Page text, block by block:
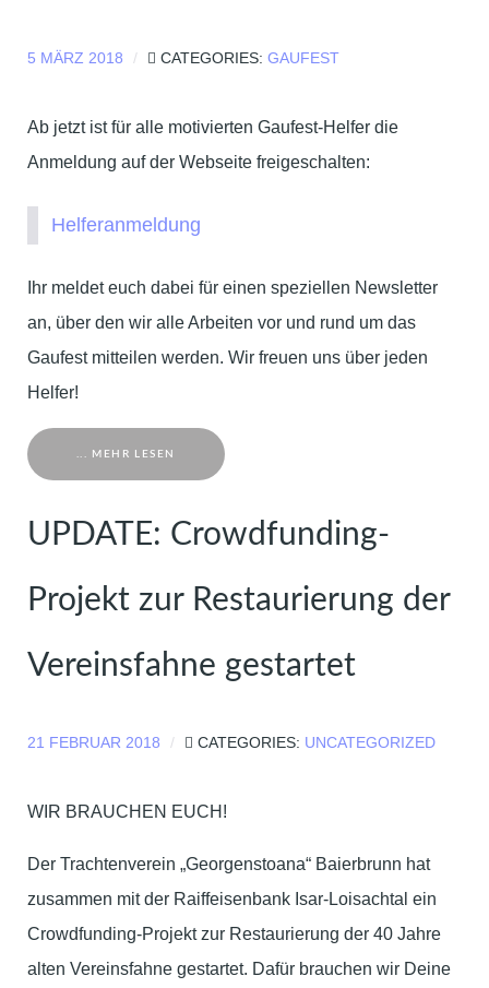
5 MÄRZ 2018 CATEGORIES: GAUFEST
Ab jetzt ist für alle motivierten Gaufest-Helfer die
Anmeldung auf der Webseite freigeschalten:
Helferanmeldung
Ihr meldet euch dabei für einen speziellen Newsletter
an, über den wir alle Arbeiten vor und rund um das
Gaufest mitteilen werden. Wir freuen uns über jeden
Helfer!
... MEHR LESEN
UPDATE: Crowdfunding-
Projekt zur Restaurierung der
Vereinsfahne gestartet
21 FEBRUAR 2018 CATEGORIES: UNCATEGORIZED
WIR BRAUCHEN EUCH!
Der Trachtenverein „Georgenstoana“ Baierbrunn hat
zusammen mit der Raiffeisenbank Isar-Loisachtal ein
Crowdfunding-Projekt zur Restaurierung der 40 Jahre
alten Vereinsfahne gestartet. Dafür brauchen wir Deine